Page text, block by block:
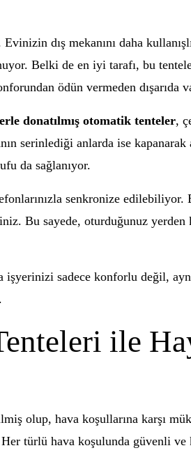
dış mekanını daha
Belki de en iyi tarafı, bu
ödün vermeden
donatılmış otomatik tenteler,
serinlediği anlarda ise
da sağlanıyor.
senkronize
Bu sayede, oturduğunuz
sadece konforlu değil,
ile
olup, hava koşullarına karşı
türlü hava koşulunda güvenli